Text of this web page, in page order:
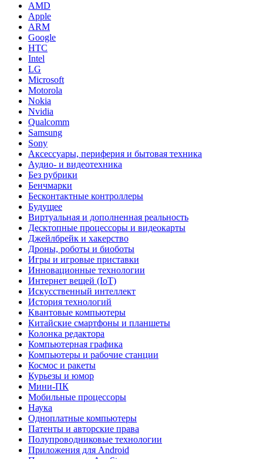
AMD
Apple
ARM
Google
HTC
Intel
LG
Microsoft
Motorola
Nokia
Nvidia
Qualcomm
Samsung
Sony
Аксессуары, периферия и бытовая техника
Аудио- и видеотехника
Без рубрики
Бенчмарки
Бесконтактные контроллеры
Будущее
Виртуальная и дополненная реальность
Десктопные процессоры и видеокарты
Джейлбрейк и хакерство
Дроны, роботы и биоботы
Игры и игровые приставки
Инновационные технологии
Интернет вещей (IoT)
Искусственный интеллект
История технологий
Квантовые компьютеры
Китайские смартфоны и планшеты
Колонка редактора
Компьютерная графика
Компьютеры и рабочие станции
Космос и ракеты
Курьезы и юмор
Мини-ПК
Мобильные процессоры
Наука
Одноплатные компьютеры
Патенты и авторские права
Полупроводниковые технологии
Приложения для Android